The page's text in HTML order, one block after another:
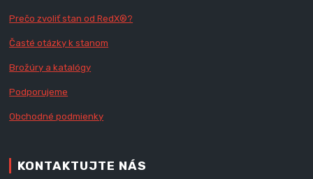
Prečo zvoliť stan od RedX®?
Časté otázky k stanom
Brožúry a katalógy
Podporujeme
Obchodné podmienky
KONTAKTUJTE NÁS